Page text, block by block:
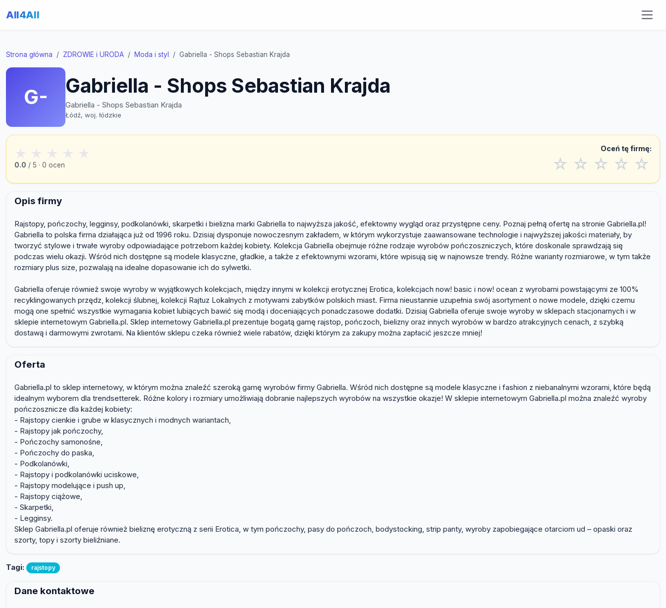
All4All
Strona główna ZDROWIE i URODA Moda i styl Gabriella - Shops Sebastian Krajda
G- Gabriella - Shops Sebastian Krajda
Gabriella - Shops Sebastian Krajda
Łódź, woj. łódzkie
★ ★ ★ ★ ★
0.0 / 5 · 0 ocen
Oceń tę firmę:
☆ ☆ ☆ ☆ ☆
Opis firmy
Rajstopy, pończochy, legginsy, podkolanówki, skarpetki i bielizna marki Gabriella to najwyższa jakość, efektowny wygląd oraz przystępne ceny. Poznaj pełną ofertę na stronie Gabriella.pl!
Gabriella to polska firma działająca już od 1996 roku. Dzisiaj dysponuje nowoczesnym zakładem, w którym wykorzystuje zaawansowane technologie i najwyższej jakości materiały, by
tworzyć stylowe i trwałe wyroby odpowiadające potrzebom każdej kobiety. Kolekcja Gabriella obejmuje różne rodzaje wyrobów pończoszniczych, które doskonale sprawdzają się
podczas wielu okazji. Wśród nich dostępne są modele klasyczne, gładkie, a także z efektownymi wzorami, które wpisują się w najnowsze trendy. Różne warianty rozmiarowe, w tym także
rozmiary plus size, pozwalają na idealne dopasowanie ich do sylwetki.
Gabriella oferuje również swoje wyroby w wyjątkowych kolekcjach, między innymi w kolekcji erotycznej Erotica, kolekcjach now! basic i now! ocean z wyrobami powstającymi ze 100%
recyklingowanych przędz, kolekcji ślubnej, kolekcji Rajtuz Lokalnych z motywami zabytków polskich miast. Firma nieustannie uzupełnia swój asortyment o nowe modele, dzięki czemu
mogą one spełnić wszystkie wymagania kobiet lubiących bawić się modą i doceniających ponadczasowe dodatki. Dzisiaj Gabriella oferuje swoje wyroby w sklepach stacjonarnych i w
sklepie internetowym Gabriella.pl. Sklep internetowy Gabriella.pl prezentuje bogatą gamę rajstop, pończoch, bielizny oraz innych wyrobów w bardzo atrakcyjnych cenach, z szybką
dostawą i darmowymi zwrotami. Na klientów sklepu czeka również wiele rabatów, dzięki którym za zakupy można zapłacić jeszcze mniej!
Oferta
Gabriella.pl to sklep internetowy, w którym można znaleźć szeroką gamę wyrobów firmy Gabriella. Wśród nich dostępne są modele klasyczne i fashion z niebanalnymi wzorami, które będą
idealnym wyborem dla trendsetterek. Różne kolory i rozmiary umożliwiają dobranie najlepszych wyrobów na wszystkie okazje! W sklepie internetowym Gabriella.pl można znaleźć wyroby
pończosznicze dla każdej kobiety:
- Rajstopy cienkie i grube w klasycznych i modnych wariantach,
- Rajstopy jak pończochy,
- Pończochy samonośne,
- Pończochy do paska,
- Podkolanówki,
- Rajstopy i podkolanówki uciskowe,
- Rajstopy modelujące i push up,
- Rajstopy ciążowe,
- Skarpetki,
- Legginsy.
Sklep Gabriella.pl oferuje również bieliznę erotyczną z serii Erotica, w tym pończochy, pasy do pończoch, bodystocking, strip panty, wyroby zapobiegające otarciom ud – opaski oraz
szorty, topy i szorty bieliźniane.
Tagi: rajstopy
Dane kontaktowe